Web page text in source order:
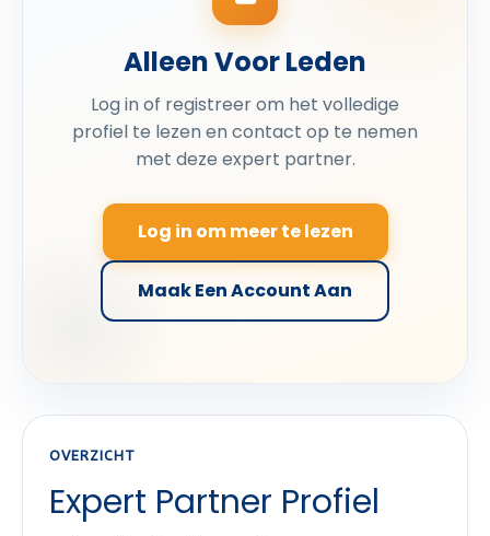
Alleen Voor Leden
Log in of registreer om het volledige
profiel te lezen en contact op te nemen
met deze expert partner.
Log in om meer te lezen
Maak Een Account Aan
OVERZICHT
Expert Partner Profiel